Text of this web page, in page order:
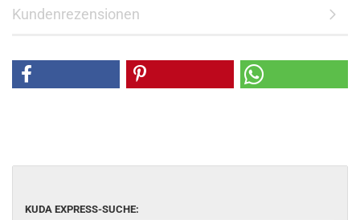
Kundenrezensionen
KUDA EXPRESS-SUCHE: